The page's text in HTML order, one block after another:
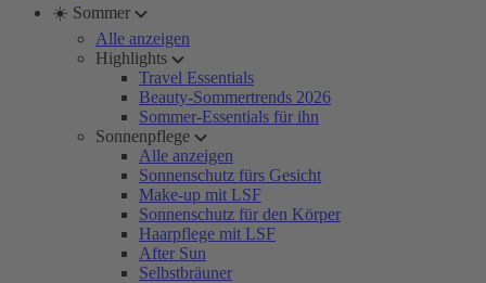
☀️ Sommer
Alle anzeigen
Highlights
Travel Essentials
Beauty-Sommertrends 2026
Sommer-Essentials für ihn
Sonnenpflege
Alle anzeigen
Sonnenschutz fürs Gesicht
Make-up mit LSF
Sonnenschutz für den Körper
Haarpflege mit LSF
After Sun
Selbstbräuner